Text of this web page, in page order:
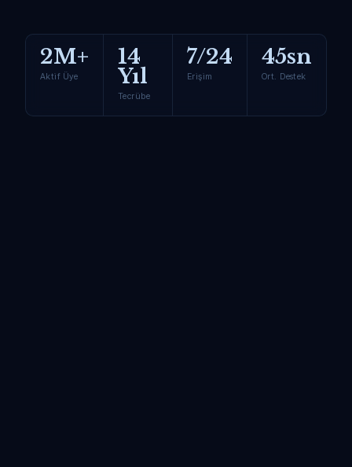
2M+
Aktif Üye
14
Yıl
Tecrübe
7/24
Erişim
45sn
Ort. Destek